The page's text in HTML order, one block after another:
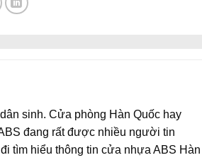
sinh. Cửa phòng Hàn Quốc hay
đang rất được nhiều người tin
tìm hiểu thông tin cửa nhựa ABS Hàn